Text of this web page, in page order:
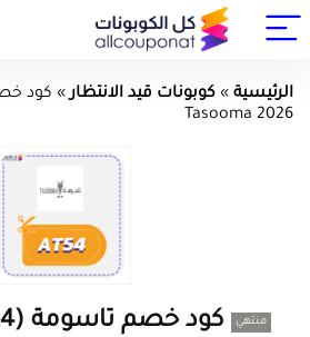
الرئيسية » كوبونات قيد الانتظار»
Tasooma 2026
منتهي